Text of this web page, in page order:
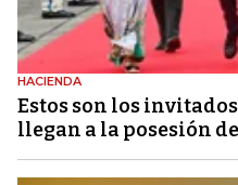
HACIENDA
Estos son los
llegan a la posesión